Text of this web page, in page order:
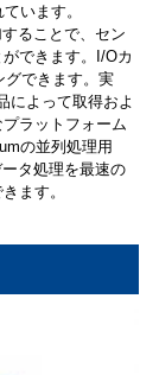
います。
ることで、セン
できます。I/Oカ
グできます。実
によって取得およ
ラットフォーム
の並列処理用
タ処理を最速の
ます。